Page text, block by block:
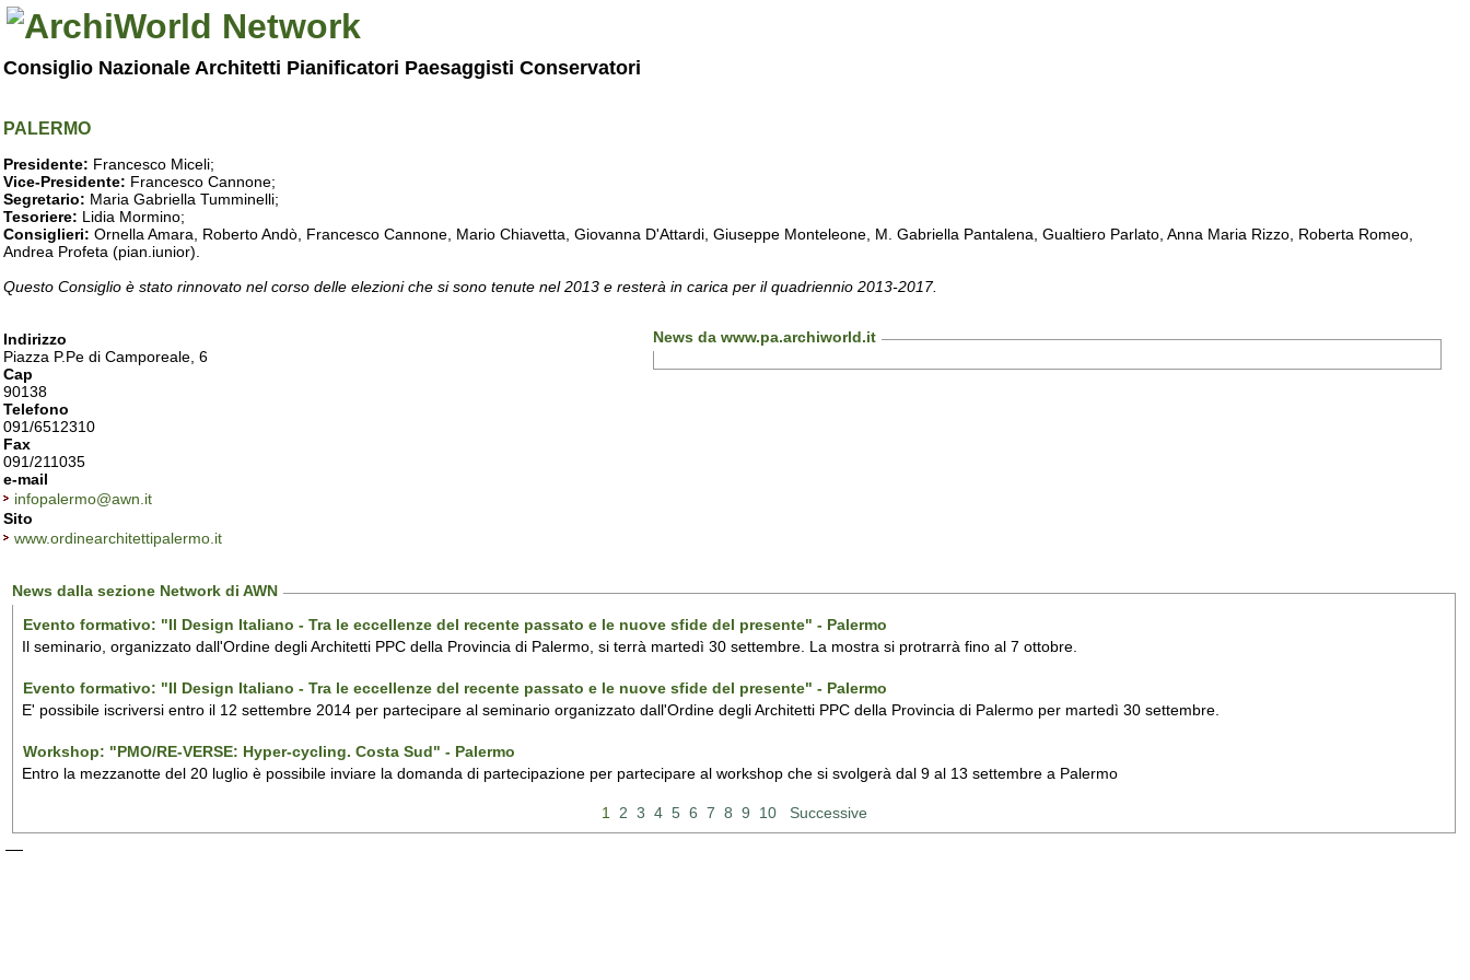
Consiglio Nazionale Architetti Pianificatori Paesaggisti Conservatori
PALERMO
Presidente: Francesco Miceli;
Vice-Presidente: Francesco Cannone;
Segretario: Maria Gabriella Tumminelli;
Tesoriere: Lidia Mormino;
Consiglieri: Ornella Amara, Roberto Andò, Francesco Cannone, Mario Chiavetta, Giovanna D'Attardi, Giuseppe Monteleone, M. Gabriella Pantalena, Gualtiero Parlato, Anna Maria Rizzo, Roberta Romeo,
Andrea Profeta (pian.iunior).
Questo Consiglio è stato rinnovato nel corso delle elezioni che si sono tenute nel 2013 e resterà in carica per il quadriennio 2013-2017.
Indirizzo
Piazza P.Pe di Camporeale, 6
Cap
90138
Telefono
091/6512310
Fax
091/211035
e-mail
infopalermo@awn.it
Sito
www.ordinearchitettipalermo.it
News da www.pa.archiworld.it
News dalla sezione Network di AWN
Evento formativo: "Il Design Italiano - Tra le eccellenze del recente passato e le nuove sfide del presente" - Palermo
Il seminario, organizzato dall'Ordine degli Architetti PPC della Provincia di Palermo, si terrà martedì 30 settembre. La mostra si protrarrà fino al 7 ottobre.
Evento formativo: "Il Design Italiano - Tra le eccellenze del recente passato e le nuove sfide del presente" - Palermo
E' possibile iscriversi entro il 12 settembre 2014 per partecipare al seminario organizzato dall'Ordine degli Architetti PPC della Provincia di Palermo per martedì 30 settembre.
Workshop: "PMO/RE-VERSE: Hyper-cycling. Costa Sud" - Palermo
Entro la mezzanotte del 20 luglio è possibile inviare la domanda di partecipazione per partecipare al workshop che si svolgerà dal 9 al 13 settembre a Palermo
1 2 3 4 5 6 7 8 9 10 Successive